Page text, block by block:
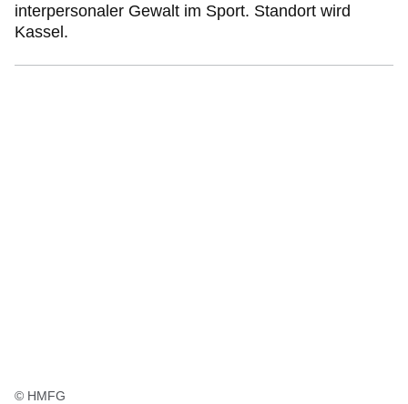
interpersonaler Gewalt im Sport. Standort wird
Kassel.
© HMFG